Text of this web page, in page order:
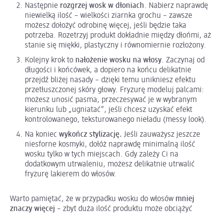
Następnie rozgrzej wosk w dłoniach. Nabierz naprawdę
niewielką ilość – wielkości ziarnka grochu – zawsze
możesz dołożyć odrobinę więcej, jeśli będzie taka
potrzeba. Rozetrzyj produkt dokładnie między dłońmi, aż
stanie się miękki, plastyczny i równomiernie rozłożony.
Kolejny krok to nałożenie wosku na włosy. Zaczynaj od
długości i końcówek, a dopiero na końcu delikatnie
przejdź bliżej nasady – dzięki temu unikniesz efektu
przetłuszczonej skóry głowy. Fryzurę modeluj palcami:
możesz unosić pasma, przeczesywać je w wybranym
kierunku lub „ugniatać”, jeśli chcesz uzyskać efekt
kontrolowanego, teksturowanego nieładu (messy look).
Na koniec wykończ stylizację. Jeśli zauważysz jeszcze
niesforne kosmyki, dołóż naprawdę minimalną ilość
wosku tylko w tych miejscach. Gdy zależy Ci na
dodatkowym utrwaleniu, możesz delikatnie utrwalić
fryzurę lakierem do włosów.
Warto pamiętać, że w przypadku wosku do włosów mniej
znaczy więcej – zbyt duża ilość produktu może obciążyć